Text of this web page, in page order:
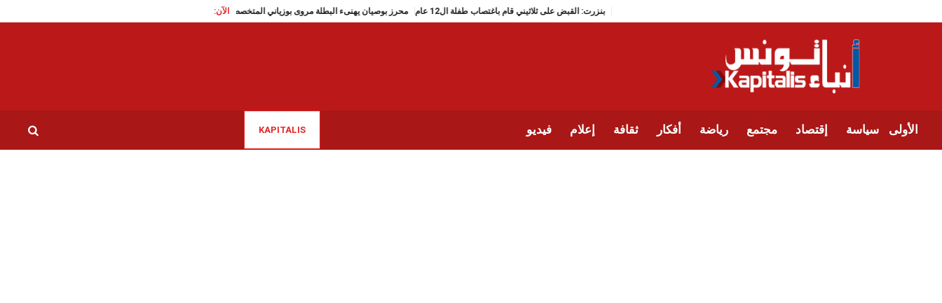
الآن: بنزرت: القبض على ثلاثيني قام باغتصاب طفلة ال12 عام محرز بوصيان يهنىء البطلة مروى بوزياني المتخصصة في سباق 3000 متر موانع
الأولى سياسة إقتصاد مجتمع رياضة أفكار ثقافة إعلام فيديو KAPITALIS